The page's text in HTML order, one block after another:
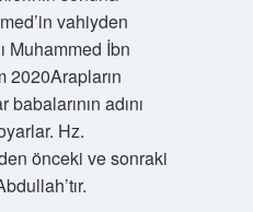
vahiyden
Muhammed İbn
2020Arapların
adını
Hz.
önceki ve sonraki